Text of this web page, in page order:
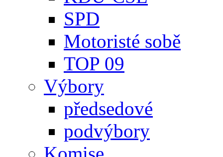
SPD
Motoristé sobě
TOP 09
Výbory
předsedové
podvýbory